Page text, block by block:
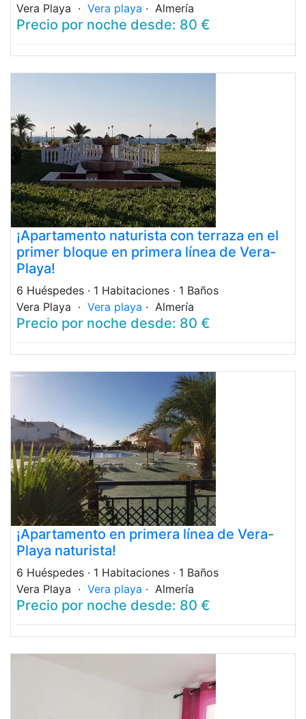
Vera Playa · Vera playa · Almería
Precio por noche desde: 80 €
¡Apartamento naturista con terraza en el
primer bloque en primera línea de Vera-
Playa!
6 Huéspedes · 1 Habitaciones · 1 Baños
Vera Playa · Vera playa · Almería
Precio por noche desde: 80 €
¡Apartamento en primera línea de Vera-
Playa naturista!
6 Huéspedes · 1 Habitaciones · 1 Baños
Vera Playa · Vera playa · Almería
Precio por noche desde: 80 €